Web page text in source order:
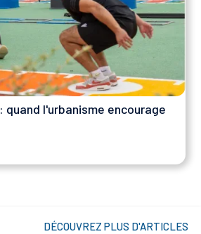
: quand l'urbanisme encourage
DÉCOUVREZ PLUS D'ARTICLES